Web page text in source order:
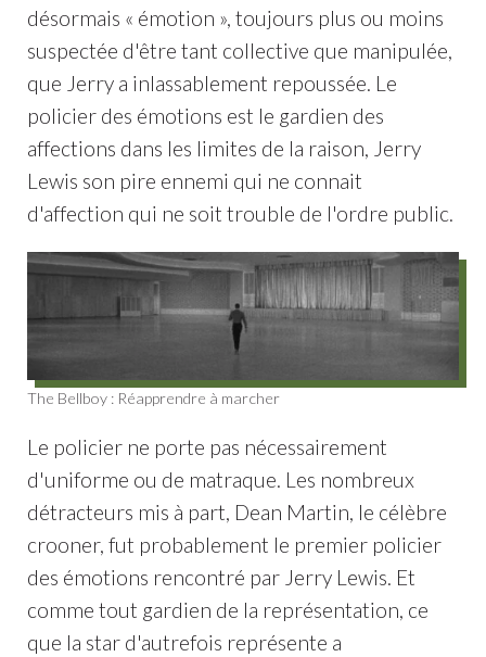
désormais « émotion », toujours plus ou moins
suspectée d'être tant collective que manipulée,
que Jerry a inlassablement repoussée. Le
policier des émotions est le gardien des
affections dans les limites de la raison, Jerry
Lewis son pire ennemi qui ne connait
d'affection qui ne soit trouble de l'ordre public.
The Bellboy : Réapprendre à marcher
Le policier ne porte pas nécessairement
d'uniforme ou de matraque. Les nombreux
détracteurs mis à part, Dean Martin, le célèbre
crooner, fut probablement le premier policier
des émotions rencontré par Jerry Lewis. Et
comme tout gardien de la représentation, ce
que la star d'autrefois représente a